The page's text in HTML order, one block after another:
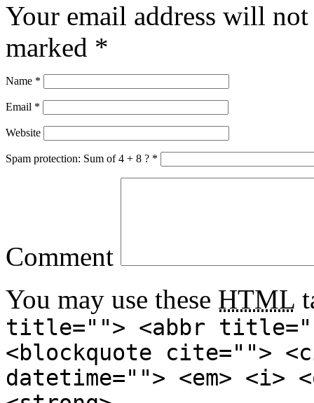
Your email address will
marked *
Name *
Email *
Website
Spam protection: Sum of 4 + 8 ? *
Comment
You may use these HTML
title=""> <abbr
<blockquote cite="">
datetime=""> <em>